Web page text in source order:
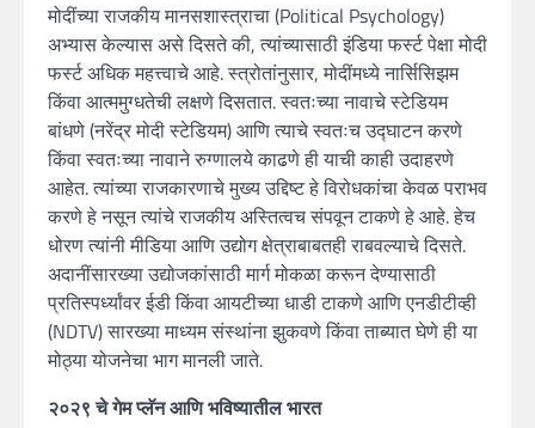
मोदींच्या राजकीय मानसशास्त्राचा (Political Psychology)
अभ्यास केल्यास असे दिसते की, त्यांच्यासाठी इंडिया फर्स्ट पेक्षा मोदी
फर्स्ट अधिक महत्त्वाचे आहे. स्त्रोतांनुसार, मोदींमध्ये नार्सिसिझम
किंवा आत्ममुग्धतेची लक्षणे दिसतात. स्वतःच्या नावाचे स्टेडियम
बांधणे (नरेंद्र मोदी स्टेडियम) आणि त्याचे स्वतःच उद्घाटन करणे
किंवा स्वतःच्या नावाने रुग्णालये काढणे ही याची काही उदाहरणे
आहेत. त्यांच्या राजकारणाचे मुख्य उद्दिष्ट हे विरोधकांचा केवळ पराभव
करणे हे नसून त्यांचे राजकीय अस्तित्वच संपवून टाकणे हे आहे. हेच
धोरण त्यांनी मीडिया आणि उद्योग क्षेत्राबाबतही राबवल्याचे दिसते.
अदानींसारख्या उद्योजकांसाठी मार्ग मोकळा करून देण्यासाठी
प्रतिस्पर्ध्यांवर ईडी किंवा आयटीच्या धाडी टाकणे आणि एनडीटीव्ही
(NDTV) सारख्या माध्यम संस्थांना झुकवणे किंवा ताब्यात घेणे ही या
मोठ्या योजनेचा भाग मानली जाते.
२०२९ चे गेम प्लॅन आणि भविष्यातील भारत